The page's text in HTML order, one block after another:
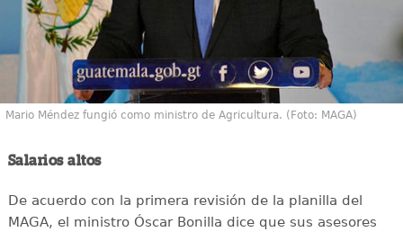
Mario Méndez fungió como ministro de Agricultura. (Foto: MAGA)
Salarios altos
De acuerdo con la primera revisión de la planilla del
MAGA, el ministro Óscar Bonilla dice que sus asesores